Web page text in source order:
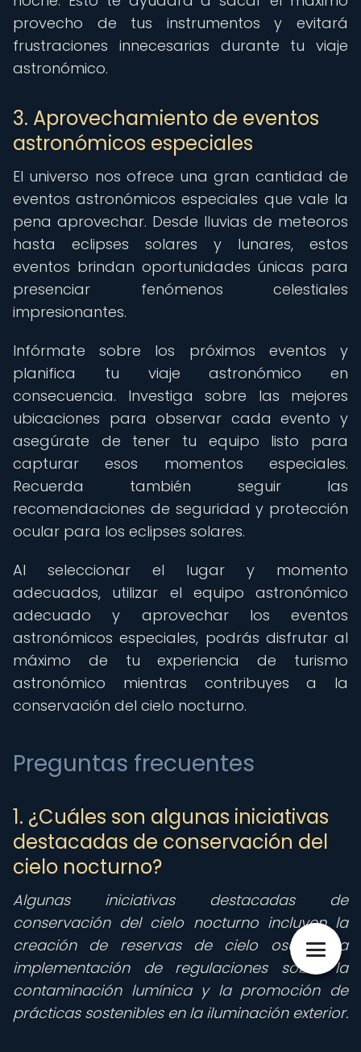
provecho de tus instrumentos y evitará
frustraciones innecesarias durante tu viaje
astronómico.
3. Aprovechamiento de eventos
astronómicos especiales
El universo nos ofrece una gran cantidad de
eventos astronómicos especiales que vale la
pena aprovechar. Desde lluvias de meteoros
hasta eclipses solares y lunares, estos
eventos brindan oportunidades únicas para
presenciar fenómenos celestiales
impresionantes.
Infórmate sobre los próximos eventos y
planifica tu viaje astronómico en
consecuencia. Investiga sobre las mejores
ubicaciones para observar cada evento y
asegúrate de tener tu equipo listo para
capturar esos momentos especiales.
Recuerda también seguir las
recomendaciones de seguridad y protección
ocular para los eclipses solares.
Al seleccionar el lugar y momento
adecuados, utilizar el equipo astronómico
adecuado y aprovechar los eventos
astronómicos especiales, podrás disfrutar al
máximo de tu experiencia de turismo
astronómico mientras contribuyes a la
conservación del cielo nocturno.
Preguntas frecuentes
1. ¿Cuáles son algunas iniciativas
destacadas de conservación del
cielo nocturno?
Algunas iniciativas destacadas de
conservación del cielo nocturno incluyen la
creación de reservas de cielo oscuro, la
implementación de regulaciones sobre la
contaminación lumínica y la promoción de
prácticas sostenibles en la iluminación exterior.